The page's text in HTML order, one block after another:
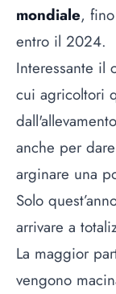
mondiale,
entro il 2024.
Interessante il
cui agricoltori
anche per
arginare una
Solo
arrivare a
La maggior
vengono